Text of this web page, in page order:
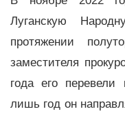
Луганскую
протяжении
заместителя
года его
лишь год он